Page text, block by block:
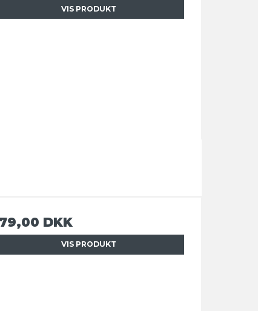
VIS PRODUKT
DKK
VIS PRODUKT